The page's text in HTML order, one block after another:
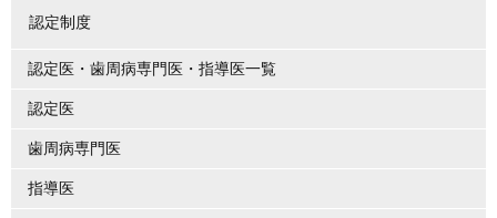
認定制度
認定医・歯周病専門医・指導医一覧
認定医
歯周病専門医
指導医